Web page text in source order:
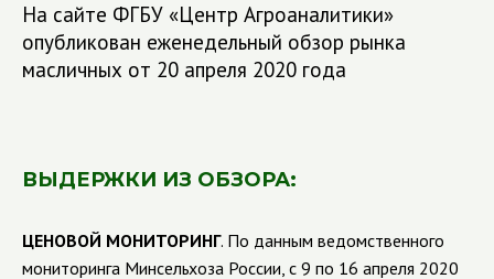
На сайте ФГБУ «Центр Агроаналитики»
опубликован еженедельный обзор рынка
масличных от 20 апреля 2020 года
ВЫДЕРЖКИ ИЗ ОБЗОРА:
ЦЕНОВОЙ МОНИТОРИНГ. По данным ведомственного
мониторинга Минсельхоза России, с 9 по 16 апреля 2020